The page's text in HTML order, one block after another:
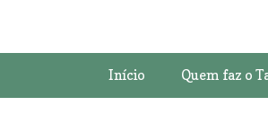
Início Quem faz o